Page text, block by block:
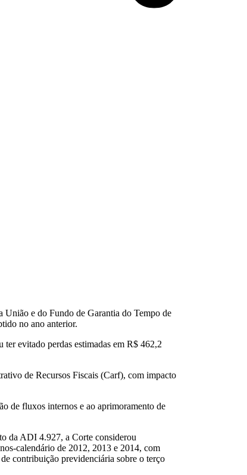
União e do Fundo de Garantia do Tempo de
no ano anterior.
evitado perdas estimadas em R$ 462,2
de Recursos Fiscais (Carf), com impacto
de fluxos internos e ao aprimoramento de
da ADI 4.927, a Corte considerou
calendário de 2012, 2013 e 2014, com
contribuição previdenciária sobre o terço